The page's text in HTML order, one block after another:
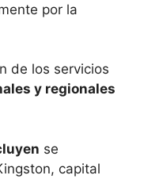
por la
de los servicios
y regionales
se
capital